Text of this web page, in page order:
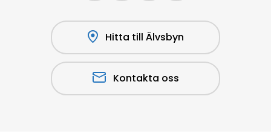
Hitta till Älvsbyn
Kontakta oss